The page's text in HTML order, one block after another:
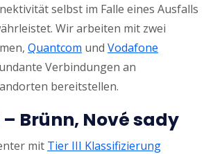
selbst im Falle eines Ausfalls
Wir arbeiten mit zwei
Quantcom und Vodafone
Verbindungen an
bereitstellen.
– Brünn, Nové sady
mit Tier III Klassifizierung